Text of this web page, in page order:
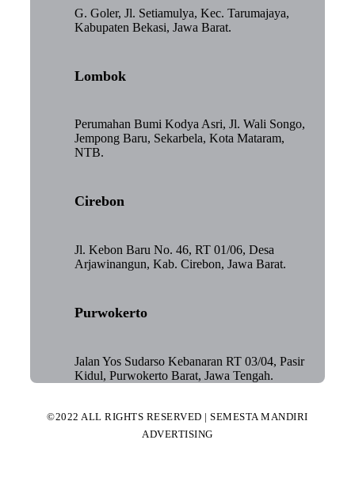
G. Goler, Jl. Setiamulya, Kec. Tarumajaya,
Kabupaten Bekasi, Jawa Barat.
Lombok
Perumahan Bumi Kodya Asri, Jl. Wali Songo,
Jempong Baru, Sekarbela, Kota Mataram,
NTB.
Cirebon
Jl. Kebon Baru No. 46, RT 01/06, Desa
Arjawinangun, Kab. Cirebon, Jawa Barat.
Purwokerto
Jalan Yos Sudarso Kebanaran RT 03/04, Pasir
Kidul, Purwokerto Barat, Jawa Tengah.
©2022 ALL RIGHTS RESERVED | SEMESTA MANDIRI
ADVERTISING